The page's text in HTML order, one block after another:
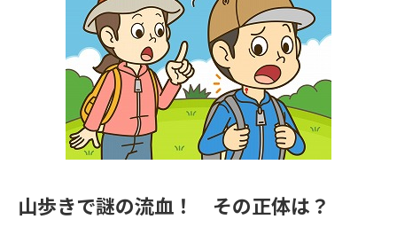
大学・短大以外の資料から請求
専門学校の資料請求 大学院の資料請求
留学・進学関連、塾・予備校
大学入学共通テスト「受験案
内」の請求
大学入学共通テスト「受験上の
配慮案内」の請求
高等学校卒業程度認定試験
幼稚園教員資格認定試験 小学校教員資格認定試験
山歩きで謎の流血！ その正体は？